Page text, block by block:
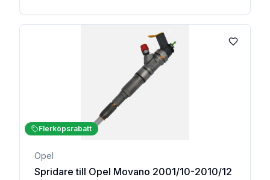
Lägg till
Flerköpsrabatt
Opel
Spridare till Opel Movano 2001/10-2010/12